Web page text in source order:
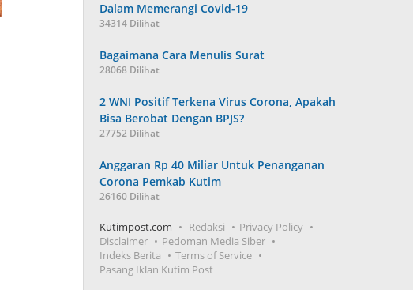
Dalam Memerangi Covid-19
34314 Dilihat
Bagaimana Cara Menulis Surat
28068 Dilihat
2 WNI Positif Terkena Virus Corona, Apakah
Bisa Berobat Dengan BPJS?
27752 Dilihat
Anggaran Rp 40 Miliar Untuk Penanganan
Corona Pemkab Kutim
26160 Dilihat
Kutimpost.com Redaksi
Privacy Policy
Disclaimer
Pedoman Media Siber
Indeks Berita
Terms of Service
Pasang Iklan Kutim Post